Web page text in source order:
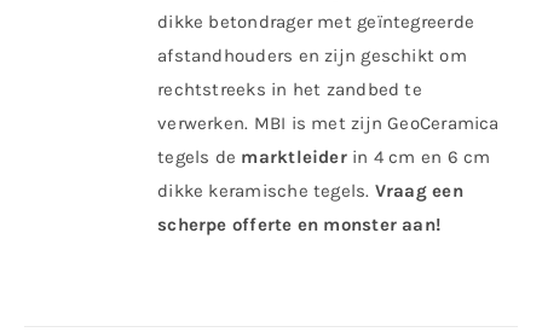
dikke betondrager met geïntegreerde
afstandhouders en zijn geschikt om
rechtstreeks in het zandbed te
verwerken. MBI is met zijn GeoCeramica
tegels de marktleiderin 4 cm en 6 cm
dikke keramische tegels. Vraag een
scherpe offerte en monster aan!